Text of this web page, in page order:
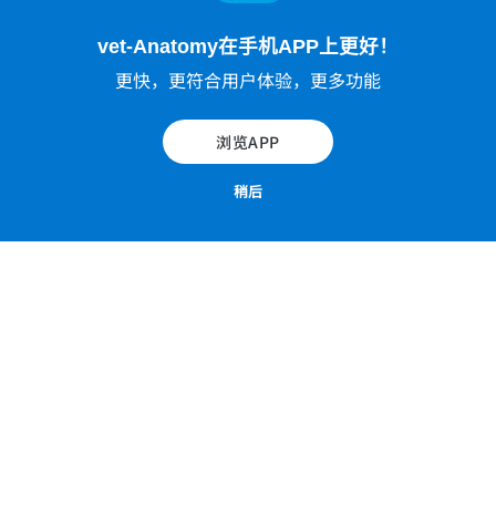
vet-Anatomy在手机APP上更好！
更快，更符合用户体验，更多功能
浏览APP
稍后